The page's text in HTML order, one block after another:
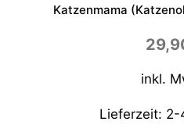
Katzenmama
inkl.
Lieferzeit: 2-